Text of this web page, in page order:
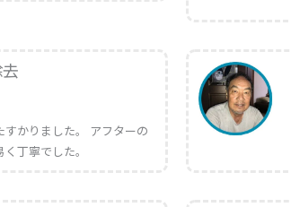
すかりました。 アフターの
丁寧でした。